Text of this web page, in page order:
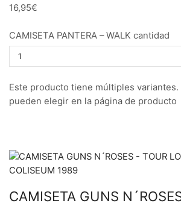
16,95€
CAMISETA PANTERA – WALK cantidad
Este producto tiene múltiples variantes.
pueden elegir en la página de producto
CAMISETA GUNS